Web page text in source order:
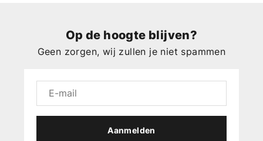
Op de hoogte blijven?
Geen zorgen, wij zullen je niet spammen
Aanmelden